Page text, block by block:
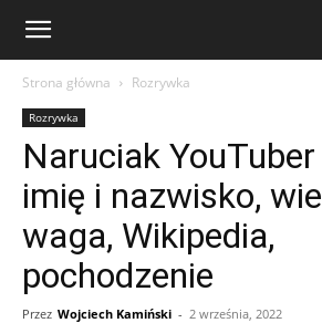
eFakty24.pl
Strona główna Rozrywka
Rozrywka
Naruciak
imię i nazwisko,
waga, Wikipedia,
pochodzenie
Przez Wojciech Kamiński - 2 września, 2022